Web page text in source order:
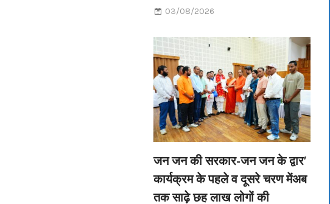
03/08/2026
जन जन की सरकार-जन जन के द्वार’
कार्यक्रम के पहले व दूसरे चरण मेंअब
तक साढ़े छह लाख लोगों की